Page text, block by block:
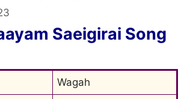
Saeigirai Song
Wagah